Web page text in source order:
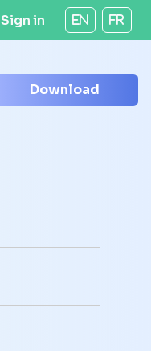
Sign in EN FR
Download